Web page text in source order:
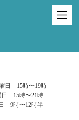
日 15時〜19時
15時〜21時
9時〜12時半